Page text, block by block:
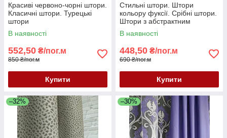
Красиві червоно-чорні штори.
Класичні штори. Турецькі
штори
В наявності
552,50 ₴/пог.м
850 ₴/пог.м
Купити
Стильні штори. Штори
кольору фуксії. Срібні штори.
Штори з абстрактним
малюнком. Красиві штори
В наявності
448,50 ₴/пог.м
690 ₴/пог.м
Купити
–32% –30%